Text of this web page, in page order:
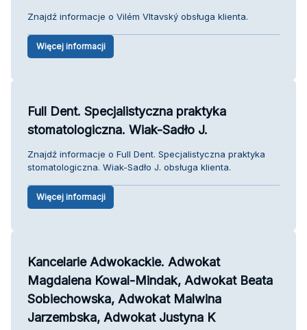
Znajdź informacje o Vilém Vltavský obsługa klienta.
Więcej informacji
Full Dent. Specjalistyczna praktyka
stomatologiczna. Wiak-Sadło J.
Znajdź informacje o Full Dent. Specjalistyczna praktyka
stomatologiczna. Wiak-Sadło J. obsługa klienta.
Więcej informacji
Kancelarie Adwokackie. Adwokat
Magdalena Kowal-Mindak, Adwokat Beata
Sobiechowska, Adwokat Malwina
Jarzembska, Adwokat Justyna K